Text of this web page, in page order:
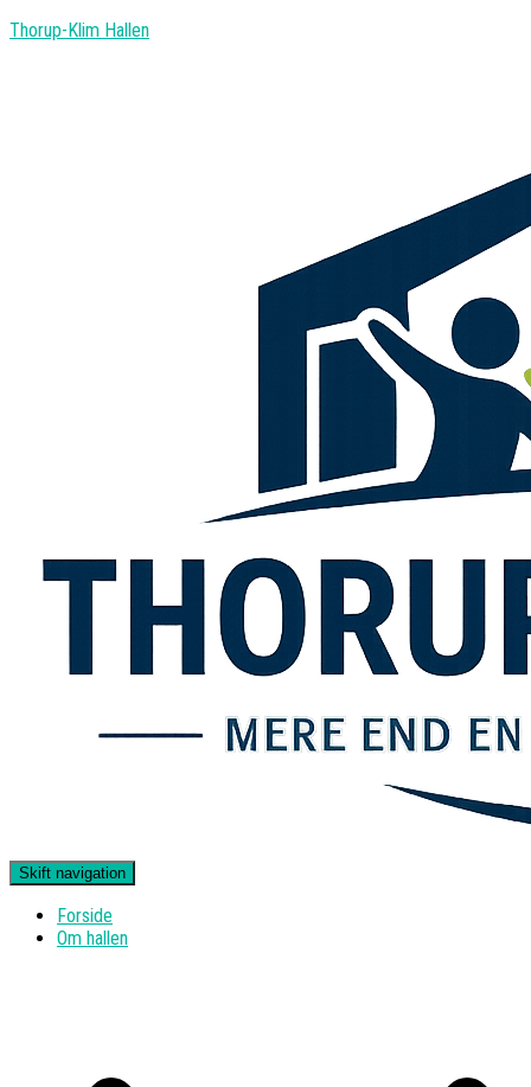
Thorup-Klim Hallen
Skift navigation
Forside
Om hallen